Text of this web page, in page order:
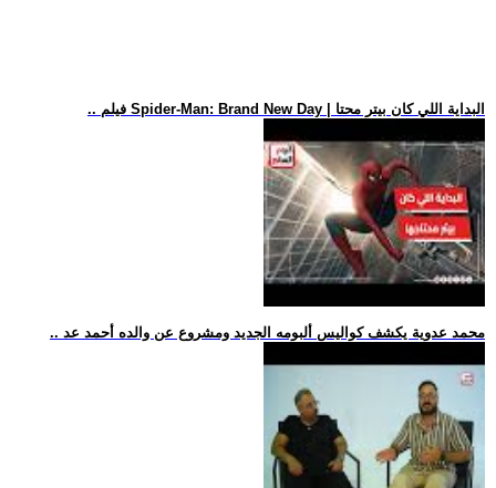
.. فيلم Spider-Man: Brand New Day | البداية اللي كان بيتر محتا
.. محمد عدوية يكشف كواليس ألبومه الجديد ومشروع عن والده أحمد عد